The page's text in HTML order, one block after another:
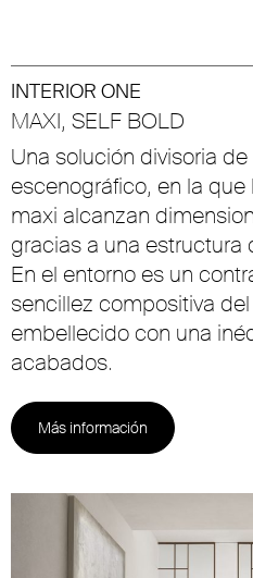
INTERIOR ONE
MAXI, SELF BOLD
Una solución divisoria
escenográfico, en la
maxi alcanzan
gracias a una estructura
En el entorno es un
sencillez compositiva
embellecido con una
acabados.
Más información